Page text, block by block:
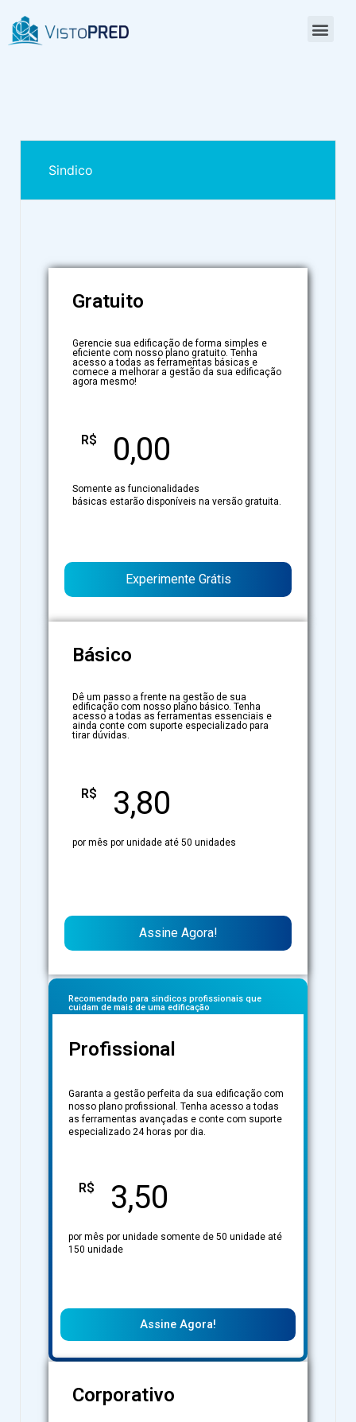
Planos
Sindico
Gratuito
Gerencie sua edificação de forma simples e
eficiente com nosso plano gratuito. Tenha
acesso a todas as ferramentas básicas e
comece a melhorar a gestão da sua edificação
agora mesmo!
R$ 0,00
Somente as funcionalidades
básicas estarão disponíveis na versão gratuita.
Experimente Grátis
Básico
Dê um passo a frente na gestão de sua
edificação com nosso plano básico. Tenha
acesso a todas as ferramentas essenciais e
ainda conte com suporte especializado para
tirar dúvidas.
R$ 3,80
por mês por unidade até 50 unidades
Assine Agora!
Recomendado para sindicos profissionais que
cuidam de mais de uma edificação
Profissional
Garanta a gestão perfeita da sua edificação com
nosso plano profissional. Tenha acesso a todas
as ferramentas avançadas e conte com suporte
especializado 24 horas por dia.
R$ 3,50
por mês por unidade somente de 50 unidade até
150 unidade
Assine Agora!
Corporativo